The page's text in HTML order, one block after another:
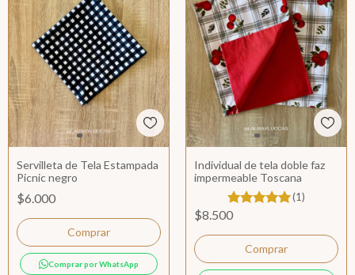
Servilleta de Tela Estampada
Picnic negro
$6.000
Comprar por WhatsApp
Individual de tela doble faz
impermeable Toscana
(1)
$8.500